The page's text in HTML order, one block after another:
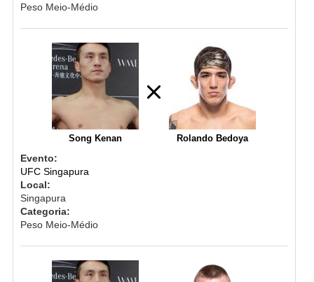
Peso Meio-Médio
Song Kenan Rolando Bedoya
Evento:
UFC Singapura
Local:
Singapura
Categoria:
Peso Meio-Médio